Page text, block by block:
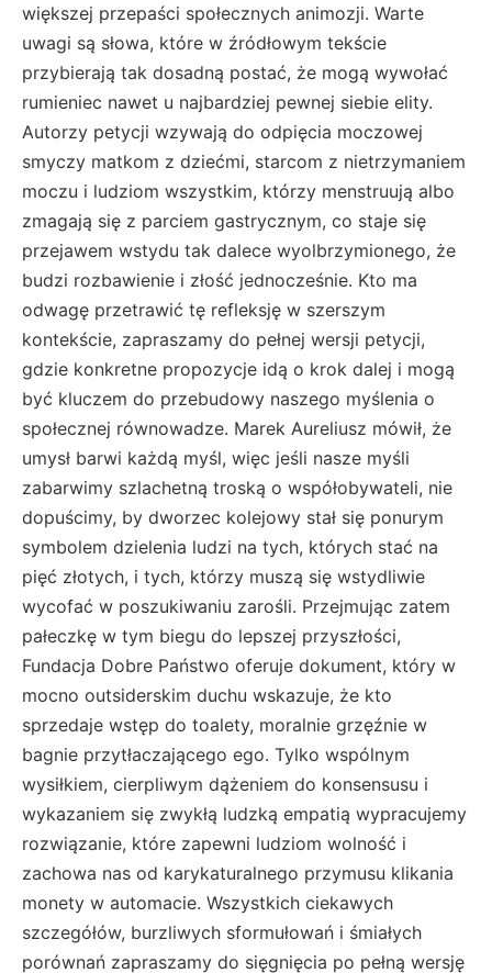
większej przepaści społecznych animozji. Warte
uwagi są słowa, które w źródłowym tekście
przybierają tak dosadną postać, że mogą wywołać
rumieniec nawet u najbardziej pewnej siebie elity.
Autorzy petycji wzywają do odpięcia moczowej
smyczy matkom z dziećmi, starcom z nietrzymaniem
moczu i ludziom wszystkim, którzy menstruują albo
zmagają się z parciem gastrycznym, co staje się
przejawem wstydu tak dalece wyolbrzymionego, że
budzi rozbawienie i złość jednocześnie. Kto ma
odwagę przetrawić tę refleksję w szerszym
kontekście, zapraszamy do pełnej wersji petycji,
gdzie konkretne propozycje idą o krok dalej i mogą
być kluczem do przebudowy naszego myślenia o
społecznej równowadze. Marek Aureliusz mówił, że
umysł barwi każdą myśl, więc jeśli nasze myśli
zabarwimy szlachetną troską o współobywateli, nie
dopuścimy, by dworzec kolejowy stał się ponurym
symbolem dzielenia ludzi na tych, których stać na
pięć złotych, i tych, którzy muszą się wstydliwie
wycofać w poszukiwaniu zarośli. Przejmując zatem
pałeczkę w tym biegu do lepszej przyszłości,
Fundacja Dobre Państwo oferuje dokument, który w
mocno outsiderskim duchu wskazuje, że kto
sprzedaje wstęp do toalety, moralnie grzęźnie w
bagnie przytłaczającego ego. Tylko wspólnym
wysiłkiem, cierpliwym dążeniem do konsensusu i
wykazaniem się zwykłą ludzką empatią wypracujemy
rozwiązanie, które zapewni ludziom wolność i
zachowa nas od karykaturalnego przymusu klikania
monety w automacie. Wszystkich ciekawych
szczegółów, burzliwych sformułowań i śmiałych
porównań zapraszamy do sięgnięcia po pełną wersję